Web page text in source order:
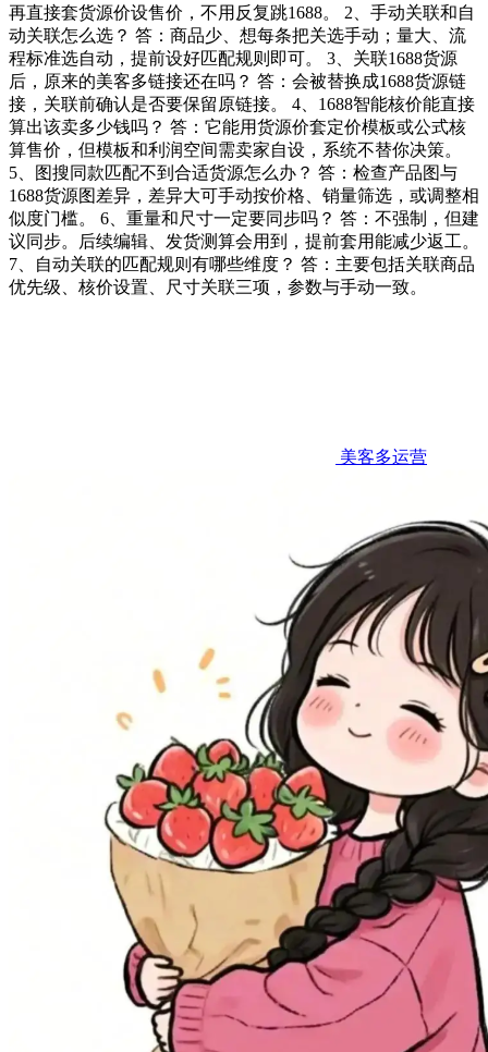
再直接套货源价设售价，不用反复跳1688。 2、手动关联和自
动关联怎么选？ 答：商品少、想每条把关选手动；量大、流
程标准选自动，提前设好匹配规则即可。 3、关联1688货源
后，原来的美客多链接还在吗？ 答：会被替换成1688货源链
接，关联前确认是否要保留原链接。 4、1688智能核价能直接
算出该卖多少钱吗？ 答：它能用货源价套定价模板或公式核
算售价，但模板和利润空间需卖家自设，系统不替你决策。
5、图搜同款匹配不到合适货源怎么办？ 答：检查产品图与
1688货源图差异，差异大可手动按价格、销量筛选，或调整相
似度门槛。 6、重量和尺寸一定要同步吗？ 答：不强制，但建
议同步。后续编辑、发货测算会用到，提前套用能减少返工。
7、自动关联的匹配规则有哪些维度？ 答：主要包括关联商品
优先级、核价设置、尺寸关联三项，参数与手动一致。
美客多运营